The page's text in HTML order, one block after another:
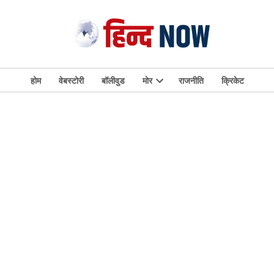
होम वेबस्टोरी बॉलीवुड मोर
Open
राजनीति क्रिकेट